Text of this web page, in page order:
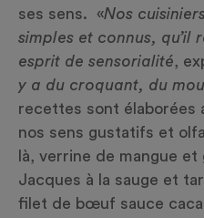
ses sens. «Nos
simples et connus, qu’il
esprit de sensorialité,
y a du croquant, du
recettes sont élaborées
nos sens gustatifs et
là, verrine de mangue
Jacques à la sauge et
filet de bœuf sauce